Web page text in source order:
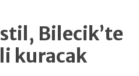
Bilecik’te
kuracak